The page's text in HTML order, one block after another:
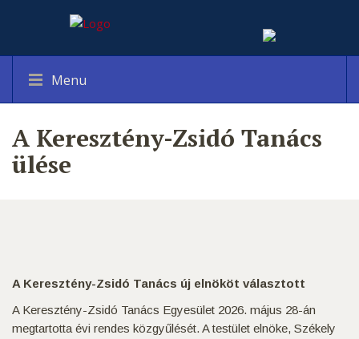
Menu
A Keresztény-Zsidó Tanács
ülése
A Keresztény-Zsidó Tanács új elnököt választott
A Keresztény-Zsidó Tanács Egyesület 2026. május 28-án
megtartotta évi rendes közgyűlését. A testület elnöke, Székely